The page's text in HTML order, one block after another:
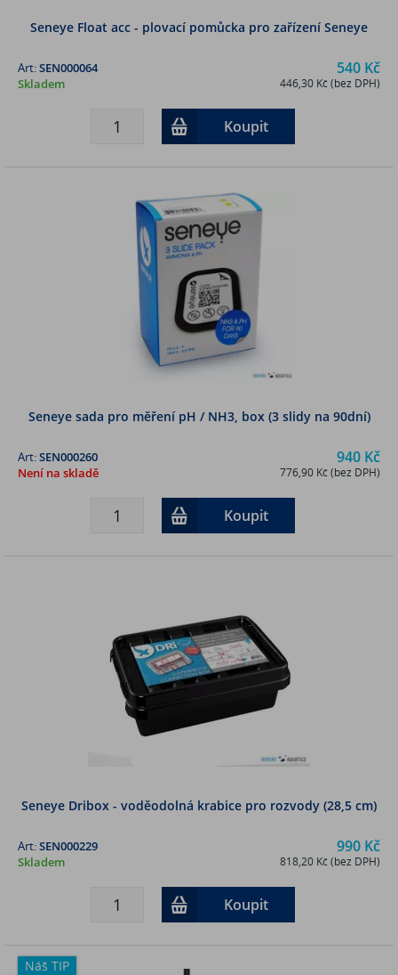
Seneye Float acc - plovací pomůcka pro zařízení Seneye
540 Kč
446,30 Kč (bez DPH)
Art:SEN000064
Skladem
Koupit
Seneye sada pro měření pH / NH3, box (3 slidy na 90dní)
940 Kč
776,90 Kč (bez DPH)
Art:SEN000260
Není na skladě
Koupit
Seneye Dribox - voděodolná krabice pro rozvody (28,5 cm)
990 Kč
818,20 Kč (bez DPH)
Art:SEN000229
Skladem
Koupit
Náš TIP